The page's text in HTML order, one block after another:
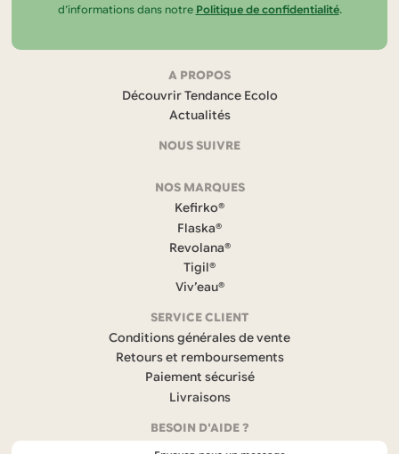
d’informations dans notre Politique de confidentialité.
coordonnées
A PROPOS
Découvrir Tendance Ecolo
Actualités
NOUS SUIVRE
a
c
e
b
o
o
k
s
’
u
v
r
d
a
NOS MARQUES
Kefirko®
Flaska®
Revolana®
Tigil®
Viv’eau®
SERVICE CLIENT
Conditions générales de vente
Retours et remboursements
Paiement sécurisé
Livraisons
BESOIN D'AIDE ?